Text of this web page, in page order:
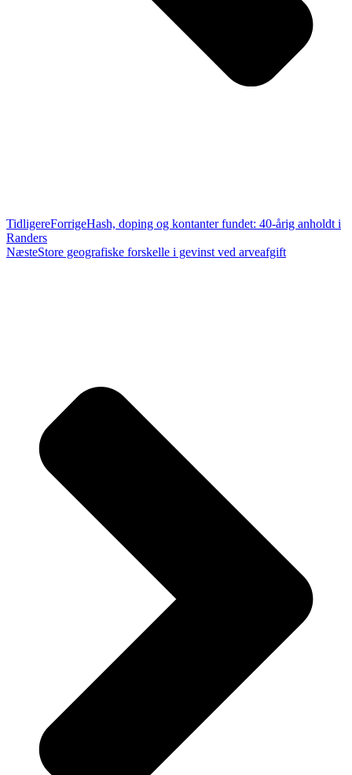
TidligereForrigeHash, doping og kontanter fundet: 40-årig anholdt i
Randers
NæsteStore geografiske forskelle i gevinst ved arveafgift